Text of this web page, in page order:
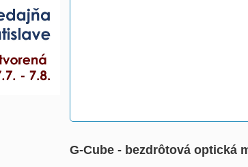
G-Cube - bezdrôtová optická